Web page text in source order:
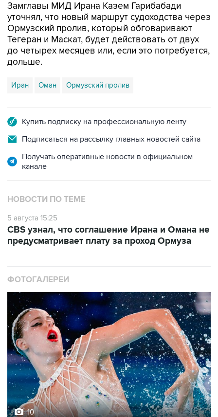
Замглавы МИД Ирана Казем Гарибабади
уточнял, что новый маршрут судоходства через
Ормузский пролив, который обговаривают
Тегеран и Маскат, будет действовать от двух
до четырех месяцев или, если это потребуется,
дольше.
Иран Оман Ормузский пролив
Купить подписку на профессиональную ленту
Подписаться на рассылку главных новостей сайта
Получать оперативные новости в официальном
канале
НОВОСТИ ПО ТЕМЕ
5 августа 15:25
CBS узнал, что соглашение Ирана и Омана не
предусматривает плату за проход Ормуза
ФОТОГАЛЕРЕИ
10